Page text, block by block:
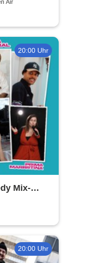
Air
20:00 Uhr
Mix-
Abeku
20:00 Uhr